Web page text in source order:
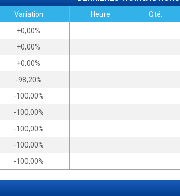
Variation
+0,00%
+0,00%
+0,00%
-98,20%
-100,00%
-100,00%
-100,00%
-100,00%
-100,00%
Heure Qté.